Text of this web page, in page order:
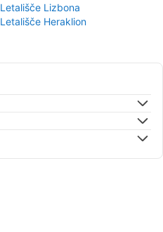
Letališče Lizbona
Letališče Heraklion